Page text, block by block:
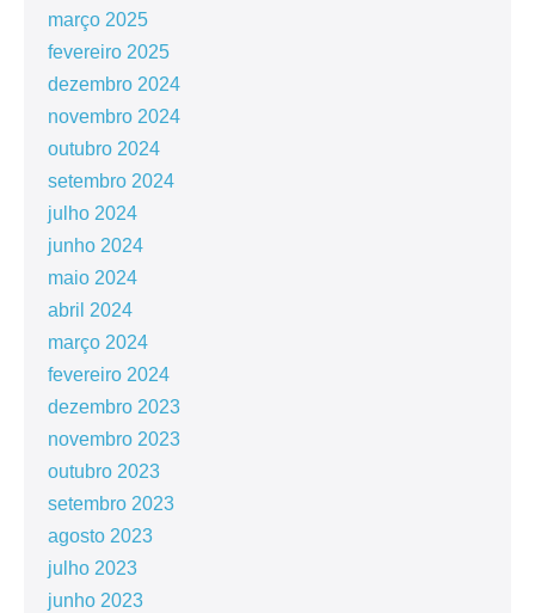
março 2025
fevereiro 2025
dezembro 2024
novembro 2024
outubro 2024
setembro 2024
julho 2024
junho 2024
maio 2024
abril 2024
março 2024
fevereiro 2024
dezembro 2023
novembro 2023
outubro 2023
setembro 2023
agosto 2023
julho 2023
junho 2023